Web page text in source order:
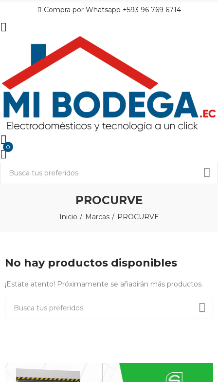
Compra por Whatsapp +593 96 769 6714
0
PROCURVE
Inicio Marcas PROCURVE
No hay productos disponibles
¡Estate atento! Próximamente se añadirán más productos.